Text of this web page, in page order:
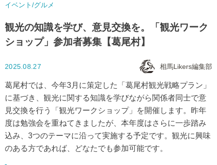
イベント/グルメ
観光の知識を学び、意見交換を。「観光ワーク
ショップ」参加者募集【葛尾村】
2025.08.27 相馬Likers編集部
葛尾村では、今年3月に策定した「葛尾村観光戦略プラン」
に基づき、観光に関する知識を学びながら関係者同士で意
見交換を行う「観光ワークショップ」を開催します。昨年
度は勉強会を重ねてきましたが、本年度はさらに一歩踏み
込み、3つのテーマに沿って実施する予定です。観光に興味
のある方であれば、どなたでも参加可能です。